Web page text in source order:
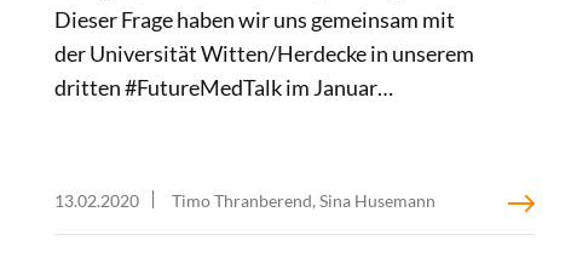
Dieser Frage haben wir uns gemeinsam mit
der Universität Witten/Herdecke in unserem
dritten #FutureMedTalk im Januar
13.02.2020 Timo Thranberend, Sina Husemann